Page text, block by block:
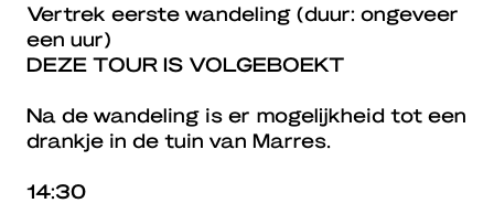
Vertrek eerste wandeling (duur: ongeveer
een uur)
DEZE TOUR IS VOLGEBOEKT
Na de wandeling is er mogelijkheid tot een
drankje in de tuin van Marres.
14:30